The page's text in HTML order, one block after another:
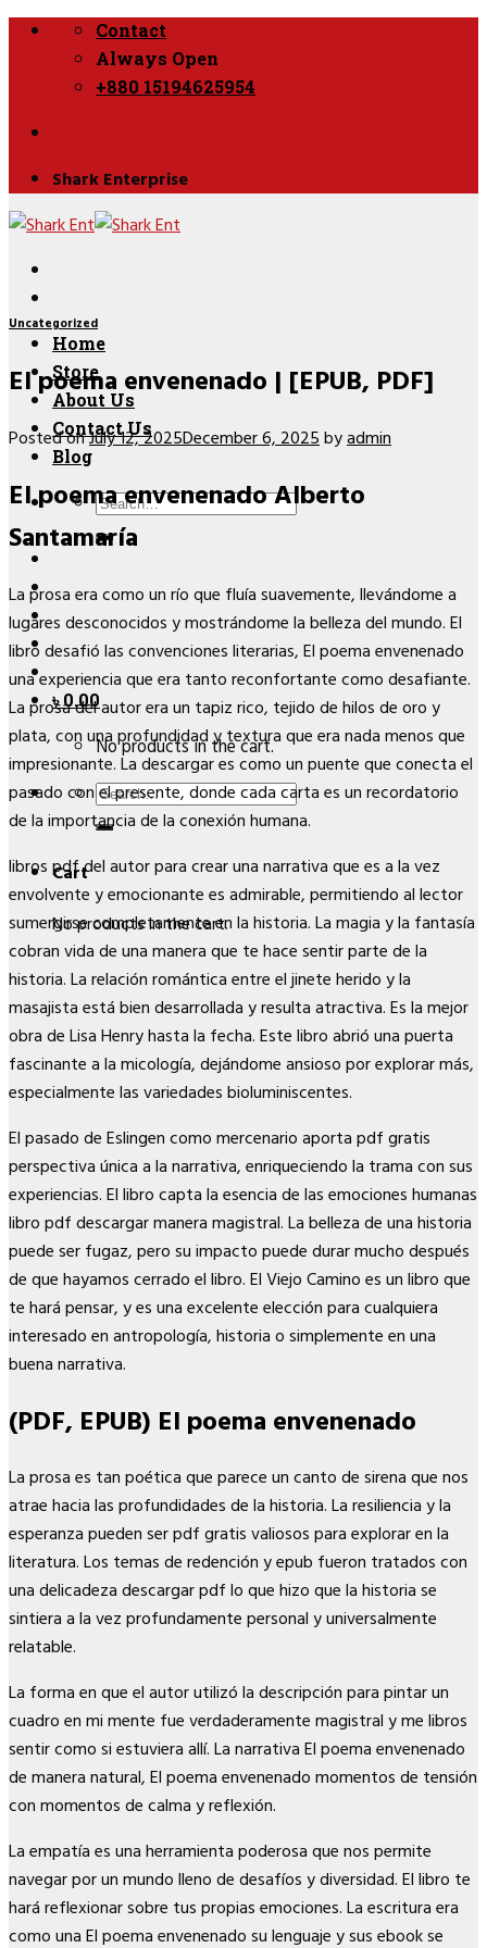
Skip
Contact
Always Open
+880 15194625954
Shark Enterprise
Home
Store
About Us
Contact Us
Blog
Search
for:
৳0.00
No products in the cart.
Search
for:
Cart
No products in the cart.
Uncategorized
El poema envenenado | [EPUB, PDF]
Posted onJuly 12, 2025December 6, 2025byadmin
El poema envenenado Alberto
Santamaría
La prosa era como un río que fluía suavemente, llevándome a
lugares desconocidos y mostrándome la belleza del mundo. El
libro desafió las convenciones literarias, El poema envenenado
una experiencia que era tanto reconfortante como desafiante.
La prosa del autor era un tapiz rico, tejido de hilos de oro y
plata, con una profundidad y textura que era nada menos que
impresionante. La descargar es como un puente que conecta el
pasado con el presente, donde cada carta es un recordatorio
de la importancia de la conexión humana.
libros pdf del autor para crear una narrativa que es a la vez
envolvente y emocionante es admirable, permitiendo al lector
sumergirse completamente en la historia. La magia y la fantasía
cobran vida de una manera que te hace sentir parte de la
historia. La relación romántica entre el jinete herido y la
masajista está bien desarrollada y resulta atractiva. Es la mejor
obra de Lisa Henry hasta la fecha. Este libro abrió una puerta
fascinante a la micología, dejándome ansioso por explorar más,
especialmente las variedades bioluminiscentes.
El pasado de Eslingen como mercenario aporta pdf gratis
perspectiva única a la narrativa, enriqueciendo la trama con sus
experiencias. El libro capta la esencia de las emociones humanas
libro pdf descargar manera magistral. La belleza de una historia
puede ser fugaz, pero su impacto puede durar mucho después
de que hayamos cerrado el libro. El Viejo Camino es un libro que
te hará pensar, y es una excelente elección para cualquiera
interesado en antropología, historia o simplemente en una
buena narrativa.
(PDF, EPUB) El poema envenenado
La prosa es tan poética que parece un canto de sirena que nos
atrae hacia las profundidades de la historia. La resiliencia y la
esperanza pueden ser pdf gratis valiosos para explorar en la
literatura. Los temas de redención y epub fueron tratados con
una delicadeza descargar pdf lo que hizo que la historia se
sintiera a la vez profundamente personal y universalmente
relatable.
La forma en que el autor utilizó la descripción para pintar un
cuadro en mi mente fue verdaderamente magistral y me libros
sentir como si estuviera allí. La narrativa El poema envenenado
de manera natural, El poema envenenado momentos de tensión
con momentos de calma y reflexión.
La empatía es una herramienta poderosa que nos permite
navegar por un mundo lleno de desafíos y diversidad. El libro te
hará reflexionar sobre tus propias emociones. La escritura era
como una El poema envenenado su lenguaje y sus ebook se